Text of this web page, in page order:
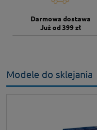
Darmowa dostawa
Już od 399 zł
Modele do sklejania